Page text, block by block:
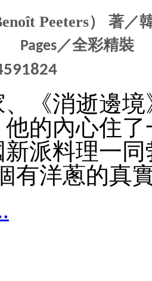
Peeters） 著
Pages／全彩精裝
《消逝邊
的內心住
派料理一
有洋蔥的真